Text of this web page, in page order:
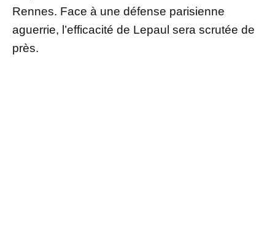
Rennes. Face à une défense parisienne
aguerrie, l’efficacité de Lepaul sera scrutée de
près.